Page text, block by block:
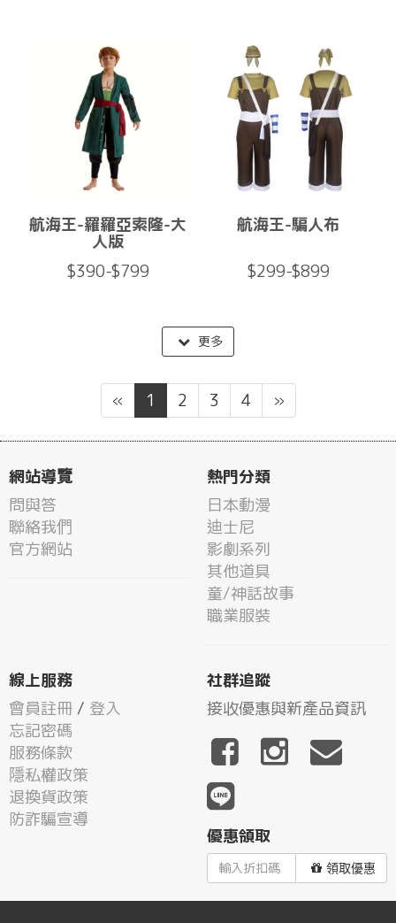
航海王-羅羅亞索隆-大
人版
$390-$799
航海王-騙人布
$299-$899
更多
« 1 2 3 4 »
網站導覽
問與答
聯絡我們
官方網站
熱門分類
日本動漫
迪士尼
影劇系列
其他道具
童/神話故事
職業服裝
線上服務
會員註冊 / 登入
忘記密碼
服務條款
隱私權政策
退換貨政策
防詐騙宣導
社群追蹤
接收優惠與新產品資訊
優惠領取
領取優惠